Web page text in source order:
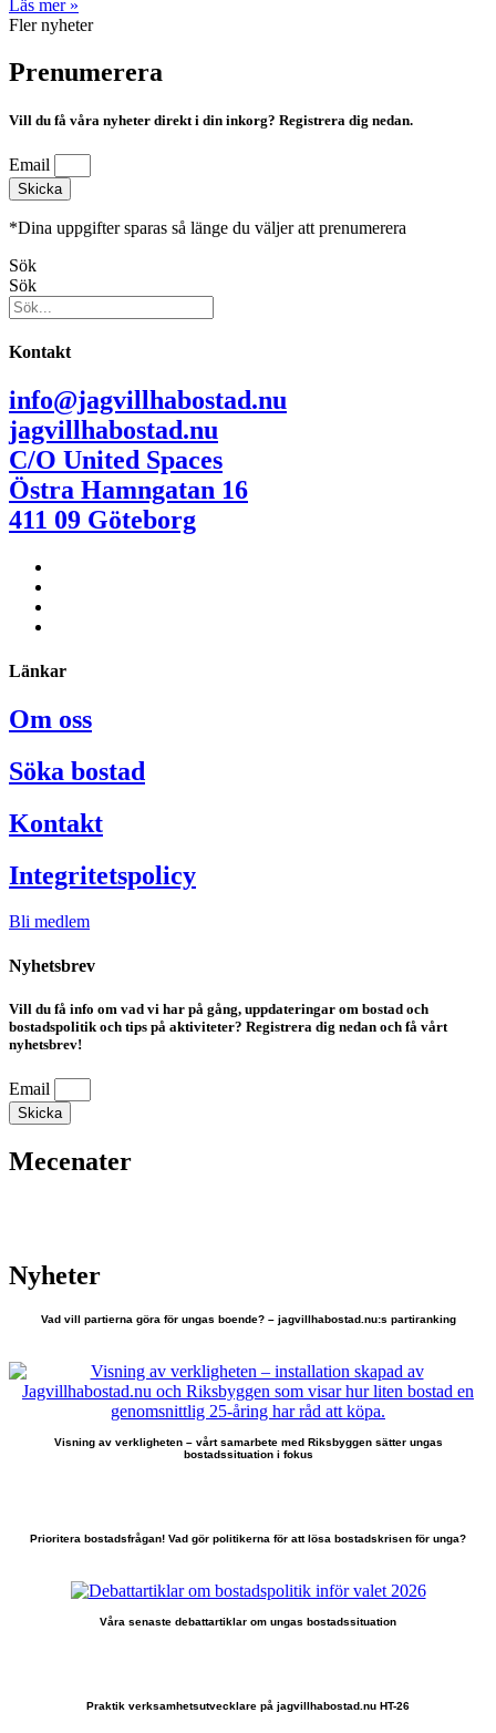
Läs mer »
Fler nyheter
Prenumerera
Vill du få våra nyheter direkt i din inkorg? Registrera dig nedan.
Email
Skicka
*Dina uppgifter sparas så länge du väljer att prenumerera
Sök
Sök
Kontakt
info@jagvillhabostad.nu
jagvillhabostad.nu
C/O United Spaces
Östra Hamngatan 16
411 09 Göteborg
Länkar
Om oss
Söka bostad
Kontakt
Integritetspolicy
Bli medlem
Nyhetsbrev
Vill du få info om vad vi har på gång, uppdateringar om bostad och
bostadspolitik och tips på aktiviteter? Registrera dig nedan och få vårt
nyhetsbrev!
Email
Skicka
Mecenater
Nyheter
Vad vill partierna göra för ungas boende? – jagvillhabostad.nu:s partiranking
Visning av verkligheten – vårt samarbete med Riksbyggen sätter ungas
bostadssituation i fokus
Prioritera bostadsfrågan! Vad gör politikerna för att lösa bostadskrisen för unga?
Våra senaste debattartiklar om ungas bostadssituation
Praktik verksamhetsutvecklare på jagvillhabostad.nu HT-26